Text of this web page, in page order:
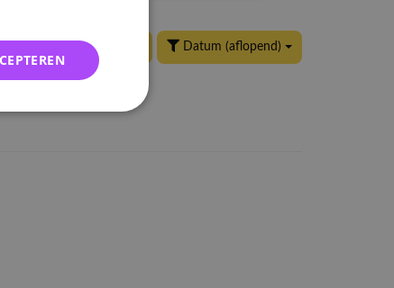
Datum (aflopend)
24 per pagina